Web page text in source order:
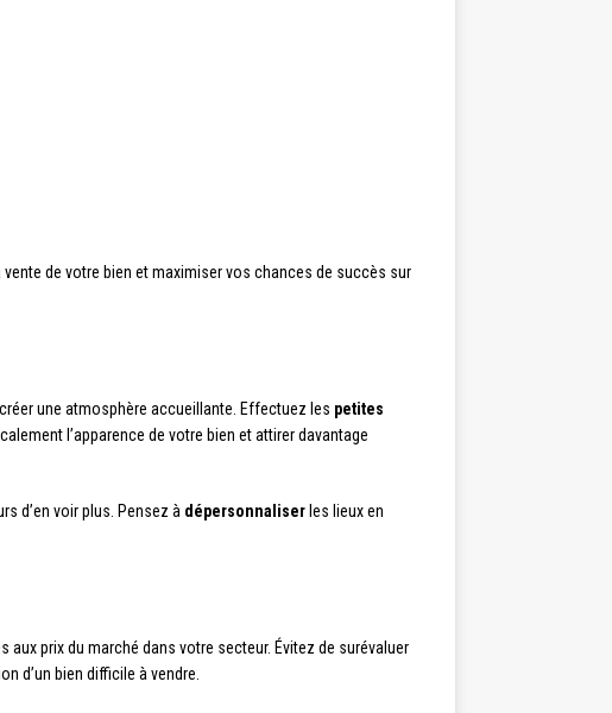
de votre bien et maximiser vos chances de succès sur
une atmosphère accueillante. Effectuez les petites
l’apparence de votre bien et attirer davantage
d’en voir plus. Pensez à dépersonnaliser les lieux en
prix du marché dans votre secteur. Évitez de surévaluer
d’un bien difficile à vendre.